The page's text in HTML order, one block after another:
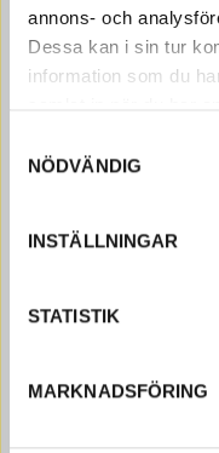
annons- och
Dessa kan i sin tur
information som du
NÖDVÄNDIG
INSTÄLLNINGAR
STATISTIK
MARKNADSFÖRING
Åtgår1
3 161.00
Elartiklar till BM 640
finns som nya eller
delar både som
som elartiklar för alla